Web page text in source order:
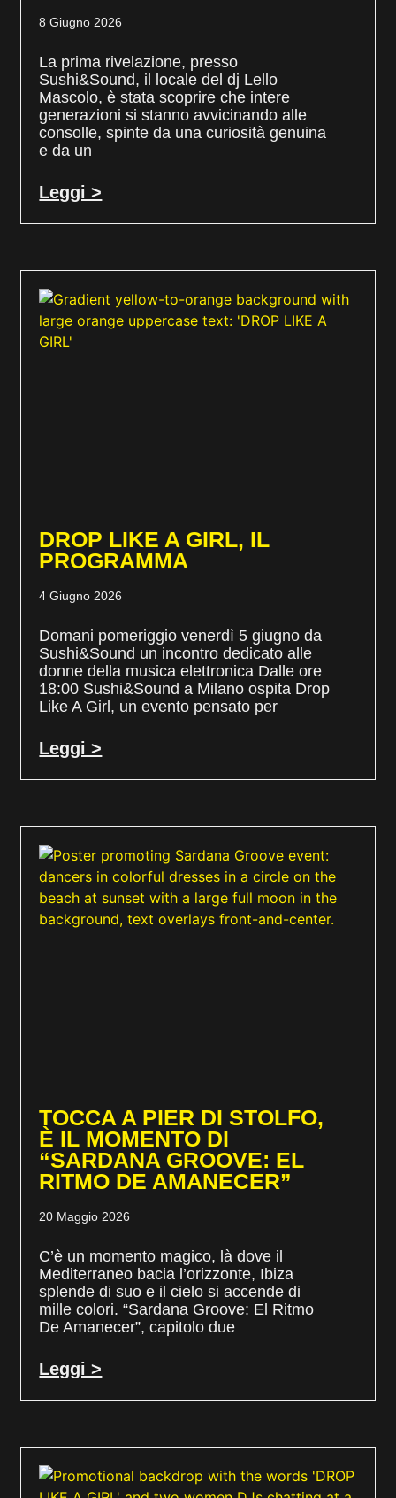
8 Giugno 2026
La prima rivelazione, presso
Sushi&Sound, il locale del dj Lello
Mascolo, è stata scoprire che intere
generazioni si stanno avvicinando alle
consolle, spinte da una curiosità genuina
e da un
Leggi >
DROP LIKE A GIRL, IL
PROGRAMMA
4 Giugno 2026
Domani pomeriggio venerdì 5 giugno da
Sushi&Sound un incontro dedicato alle
donne della musica elettronica Dalle ore
18:00 Sushi&Sound a Milano ospita Drop
Like A Girl, un evento pensato per
Leggi >
TOCCA A PIER DI STOLFO,
È IL MOMENTO DI
“SARDANA GROOVE: EL
RITMO DE AMANECER”
20 Maggio 2026
C’è un momento magico, là dove il
Mediterraneo bacia l’orizzonte, Ibiza
splende di suo e il cielo si accende di
mille colori. “Sardana Groove: El Ritmo
De Amanecer”, capitolo due
Leggi >